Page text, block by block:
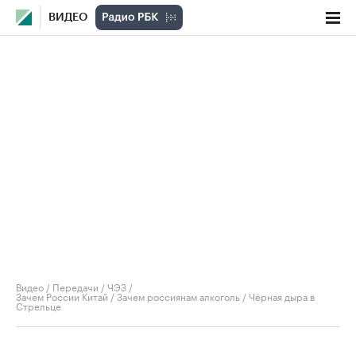
ВИДЕО
Видео / Передачи /ЧЭЗ /
Зачем России Китай / Зачем россиянам алкоголь / Чёрная дыра в
Стрельце